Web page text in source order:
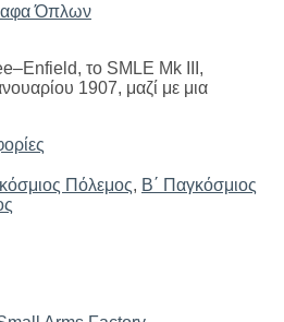
Όπλων
το SMLE Mk III,
1907, μαζί με μια
Πόλεμος, Β΄ Παγκόσμιος